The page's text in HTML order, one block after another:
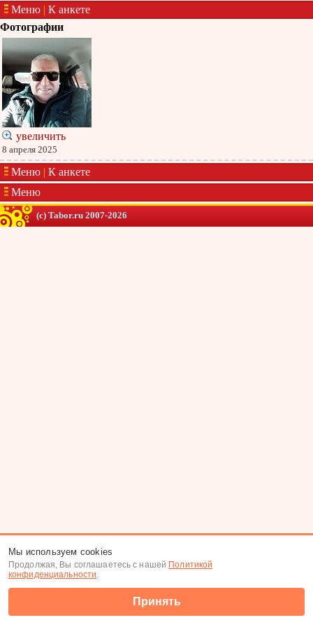
Меню | К анкете
Фотографии
увеличить
8 апреля 2025
Меню | К анкете
Меню
(c) Tabor.ru 2007-2026
Мы используем cookies
Продолжая, Вы соглашаетесь с нашей Политикой
конфиденциальности.
Принять